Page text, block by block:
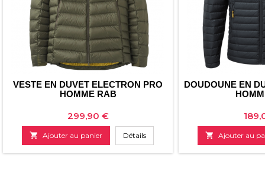
VESTE EN DUVET ELECTRON PRO
HOMME RAB
Prix
299,90 €
 Ajouter au panier Détails
DOUDOUNE EN
Prix
 Ajouter au